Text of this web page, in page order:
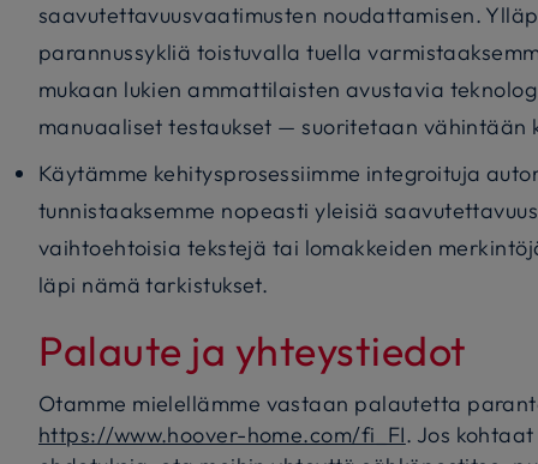
saavutettavuusvaatimusten noudattamisen.
parannussykliä toistuvalla tuella
mukaan lukien ammattilaisten avustavia
manuaaliset testaukset — suoritetaan vähintään
Käytämme kehitysprosessiimme integroituja
tunnistaaksemme nopeasti yleisiä
vaihtoehtoisia tekstejä tai lomakkeiden
läpi nämä tarkistukset.
Palaute ja yhteystiedot
Otamme mielellämme vastaan palautetta
https://www.hoover-home.com/fi_FI. Jos